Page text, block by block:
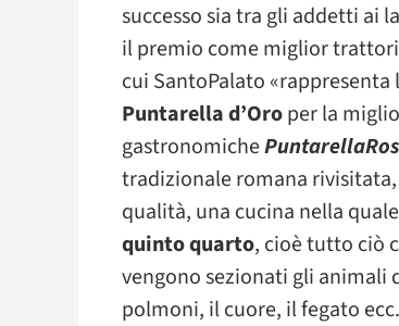
successo sia tra gli addetti ai
il premio come miglior
cui SantoPalato
Puntarella d’Oroper la
gastronomiche
tradizionale romana
qualità, una cucina nella
quinto quarto, cioè tutto ciò
vengono sezionati gli
polmoni, il cuore, il fegato